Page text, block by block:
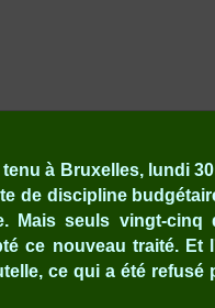
à Bruxelles, lundi
de discipline
Mais seuls vingt-cinq
ce nouveau traité. Et
ce qui a été refusé